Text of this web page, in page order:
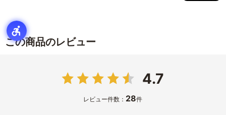
この商品のレビュー
4.7
レビュー件数： 28件